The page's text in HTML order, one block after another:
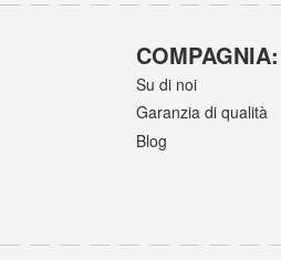
COMPAGNIA:
Su di noi
Garanzia di qualità
Blog